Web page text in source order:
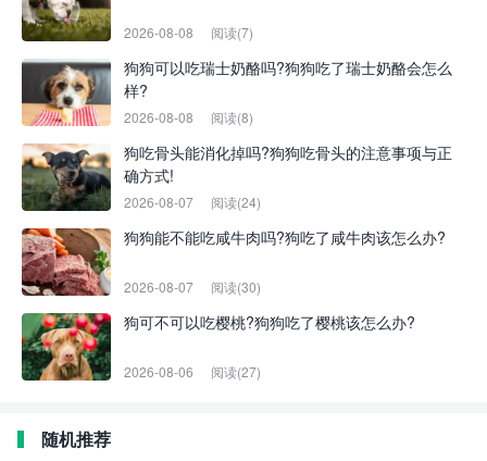
2026-08-08 阅读(7)
狗狗可以吃瑞士奶酪吗?狗狗吃了瑞士奶酪会怎么
样?
2026-08-08 阅读(8)
狗吃骨头能消化掉吗?狗狗吃骨头的注意事项与正
确方式!
2026-08-07 阅读(24)
狗狗能不能吃咸牛肉吗?狗吃了咸牛肉该怎么办?
2026-08-07 阅读(30)
狗可不可以吃樱桃?狗狗吃了樱桃该怎么办?
2026-08-06 阅读(27)
随机推荐